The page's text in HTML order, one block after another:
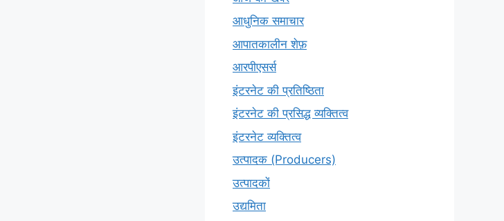
आधुनिक समाचार
आपातकालीन शेफ़
आरपीएसर्स
इंटरनेट की प्रतिष्ठिता
इंटरनेट की प्रसिद्ध व्यक्तित्व
इंटरनेट व्यक्तित्व
उत्पादक (Producers)
उत्पादकों
उद्यमिता